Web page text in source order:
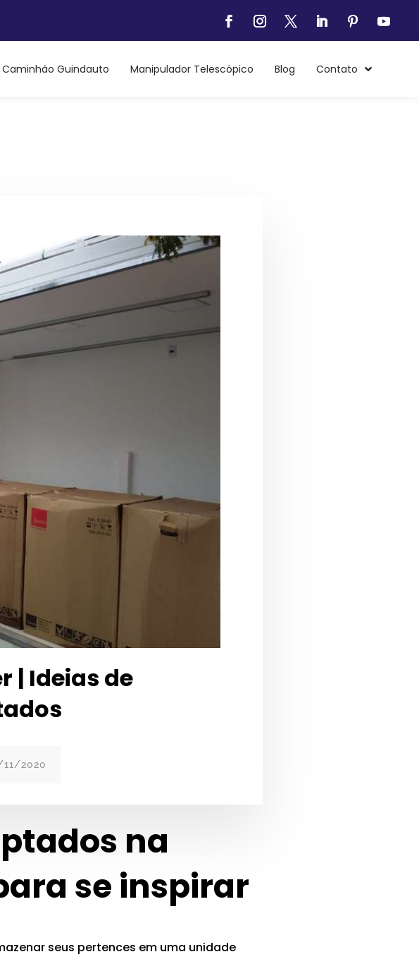
Caminhão Guindauto Manipulador Telescópico Blog Contato
| Ideias de
2020
na
se inspirar
seus pertences em uma unidade